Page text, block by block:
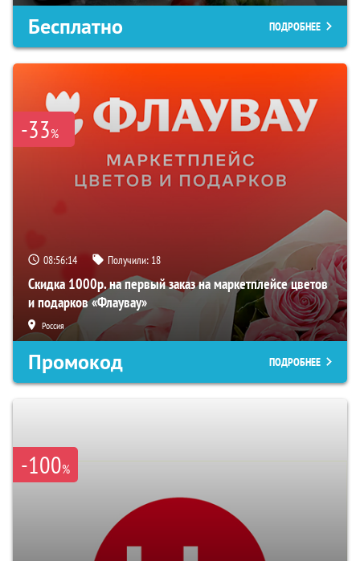
Бесплатно ПОДРОБНЕЕ
-33%
08:56:12 Получили: 18
Скидка 1000р. на первый заказ на маркетплейсе цветов
и подарков «Флаувау»
Россия
Промокод ПОДРОБНЕЕ
-100%